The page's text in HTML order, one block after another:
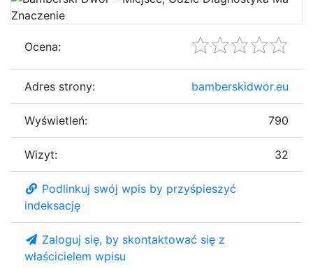
Ocena:
Adres strony: bamberskidwor.eu
Wyświetleń: 790
Wizyt: 32
Podlinkuj swój wpis by przyśpieszyć
indeksację
Zaloguj się, by skontaktować się z
właścicielem wpisu